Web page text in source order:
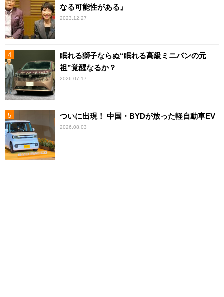
なる可能性がある』
2023.12.27
眠れる獅子ならぬ“眠れる高級ミニバンの元
祖”覚醒なるか？
2026.07.17
ついに出現！ 中国・BYDが放った軽自動車EV
2026.08.03